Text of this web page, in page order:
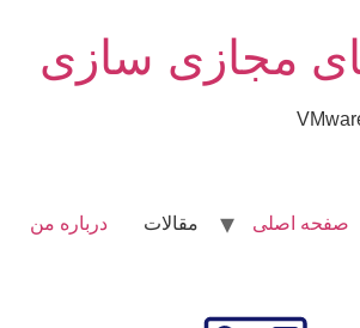
مجازی سازی
صفحه اصلی مقالات درباره من